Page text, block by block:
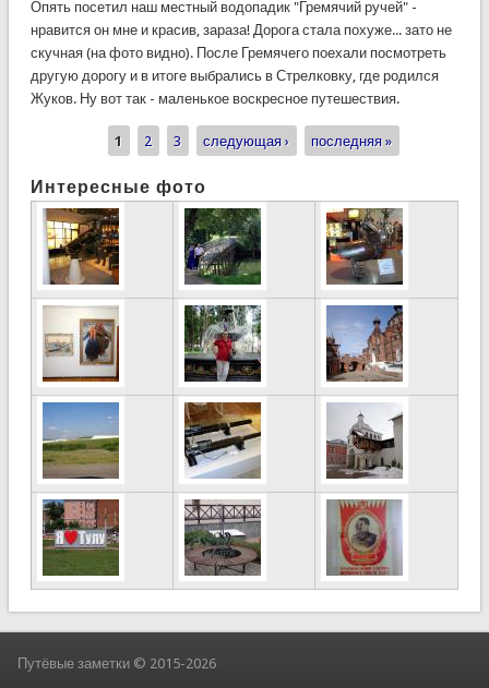
Опять посетил наш местный водопадик "Гремячий ручей" -
нравится он мне и красив, зараза! Дорога стала похуже... зато не
скучная (на фото видно). После Гремячего поехали посмотреть
другую дорогу и в итоге выбрались в Стрелковку, где родился
Жуков. Ну вот так - маленькое воскресное путешествия.
Страницы
1 2 3 следующая › последняя »
Интересные фото
Путёвые заметки © 2015-2026